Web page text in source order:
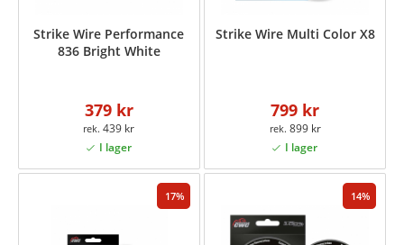
Strike Wire Performance
836 Bright White
379 kr
439 kr
Strike Wire Multi Color X8
799 kr
899 kr
17 14